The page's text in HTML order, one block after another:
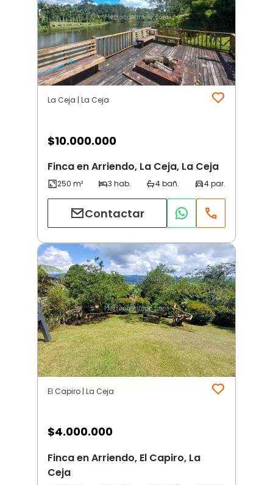
La Ceja | La Ceja
$10.000.000
Finca en Arriendo, La Ceja, La Ceja
Contactar
El Capiro | La Ceja
$4.000.000
Finca en Arriendo, El Capiro, La
Ceja